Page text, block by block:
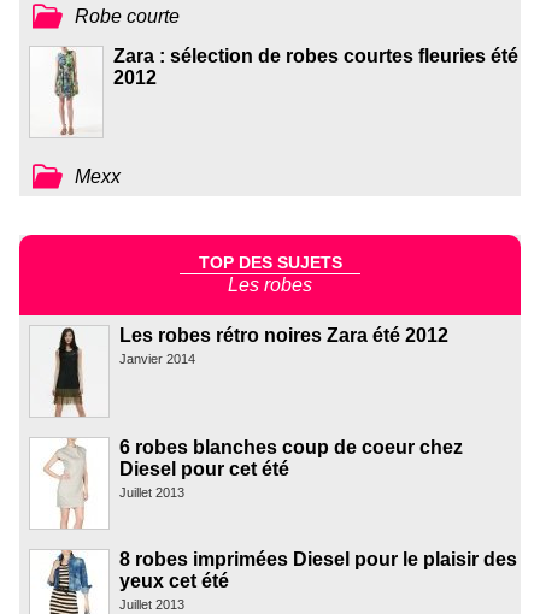
Robe courte
Zara : sélection de robes courtes fleuries été
2012
Mexx
TOP DES SUJETS
Les robes
Les robes rétro noires Zara été 2012
Janvier 2014
6 robes blanches coup de coeur chez
Diesel pour cet été
Juillet 2013
8 robes imprimées Diesel pour le plaisir des
yeux cet été
Juillet 2013